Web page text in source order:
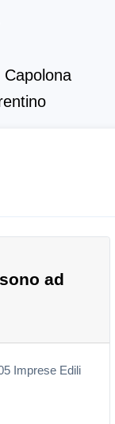
Capolona
ad
Imprese Edili